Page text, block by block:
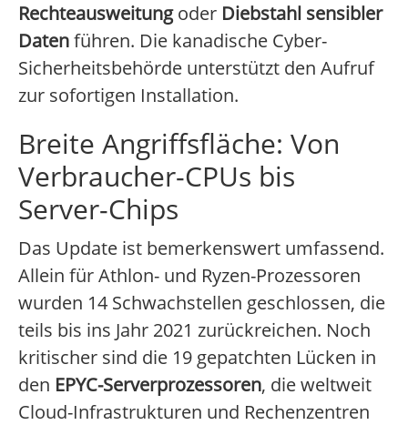
Rechteausweitungoder Diebstahl sensibler
Datenführen. Die kanadische Cyber-
Sicherheitsbehörde unterstützt den Aufruf
zur sofortigen Installation.
Breite Angriffsfläche: Von
Verbraucher-CPUs bis
Server-Chips
Das Update ist bemerkenswert umfassend.
Allein für Athlon- und Ryzen-Prozessoren
wurden 14 Schwachstellen geschlossen, die
teils bis ins Jahr 2021 zurückreichen. Noch
kritischer sind die 19 gepatchten Lücken in
den EPYC-Serverprozessoren, die weltweit
Cloud-Infrastrukturen und Rechenzentren